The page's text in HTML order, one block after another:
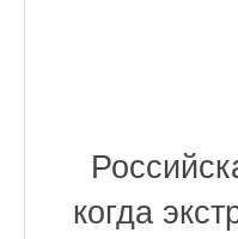
когда